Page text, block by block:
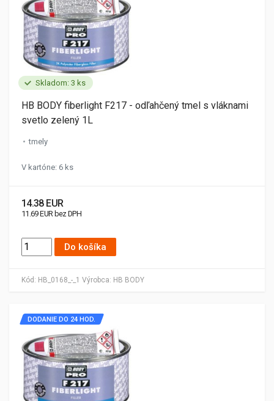
Skladom: 3 ks
Kód: HB_0168_-_1 Výrobca: HB BODY
HB BODY fiberlight F217 - odľahčený tmel s vláknami
svetlo zelený 1L
tmely
V kartóne: 6 ks
14.38 EUR
11.69 EUR bez DPH
Do košíka
DODANIE DO 24 HOD.